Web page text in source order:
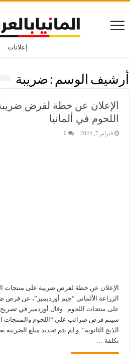
إعلانات
أرشيف الوسم : ضريبة
الإعلان عن خطة لفرض
اللحوم في ألمانيا
فبراير 7, 2024 0
الإعلان عن خطة لفرض ضريبة على منتجات
الزراعة الألماني “جيم أوزديمير”، عن فرض
على منتجات اللحوم . وقال أوزدمير في تصريح
سيتم فرض ضرائب على “اللحوم والمنتجات
الذبح الثانوية”. و لم يتم تحديد مبلغ
تكلفة …